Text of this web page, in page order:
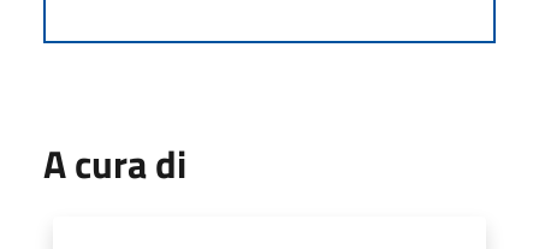
A cura di